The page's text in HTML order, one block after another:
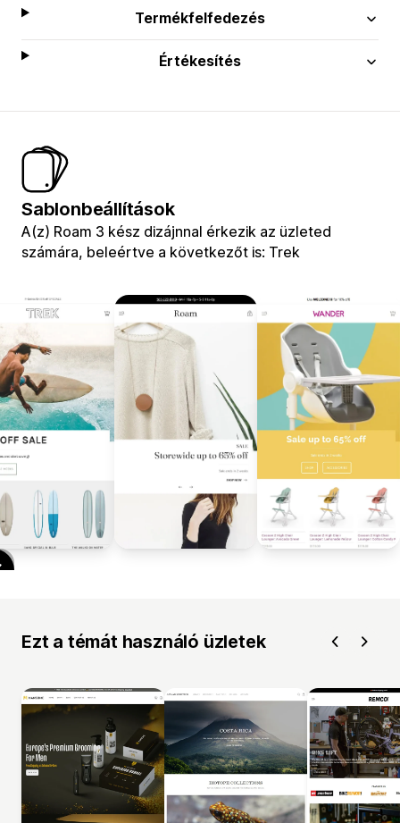
Termékfelfedezés
Értékesítés
Sablonbeállítások
A(z) Roam 3 kész dizájnnal érkezik az üzleted
számára, beleértve a következőt is: Trek
Ezt a témát használó üzletek